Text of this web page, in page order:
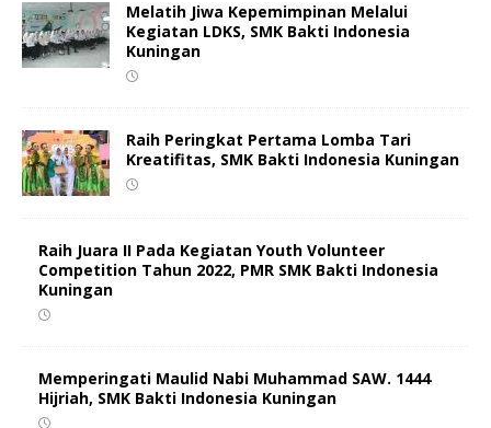
Melatih Jiwa Kepemimpinan Melalui
Kegiatan LDKS, SMK Bakti Indonesia
Kuningan
Raih Peringkat Pertama Lomba Tari
Kreatifitas, SMK Bakti Indonesia Kuningan
Raih Juara II Pada Kegiatan Youth Volunteer
Competition Tahun 2022, PMR SMK Bakti Indonesia
Kuningan
Memperingati Maulid Nabi Muhammad SAW. 1444
Hijriah, SMK Bakti Indonesia Kuningan